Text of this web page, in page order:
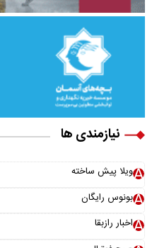
نیازمندی ها
ویلا پیش ساخته
بونوس رایگان
اخبار رازبقا